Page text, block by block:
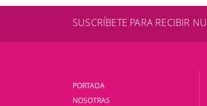
SUSCRÍBETE PARA RECIBIR
PORTADA
NOSOTRAS